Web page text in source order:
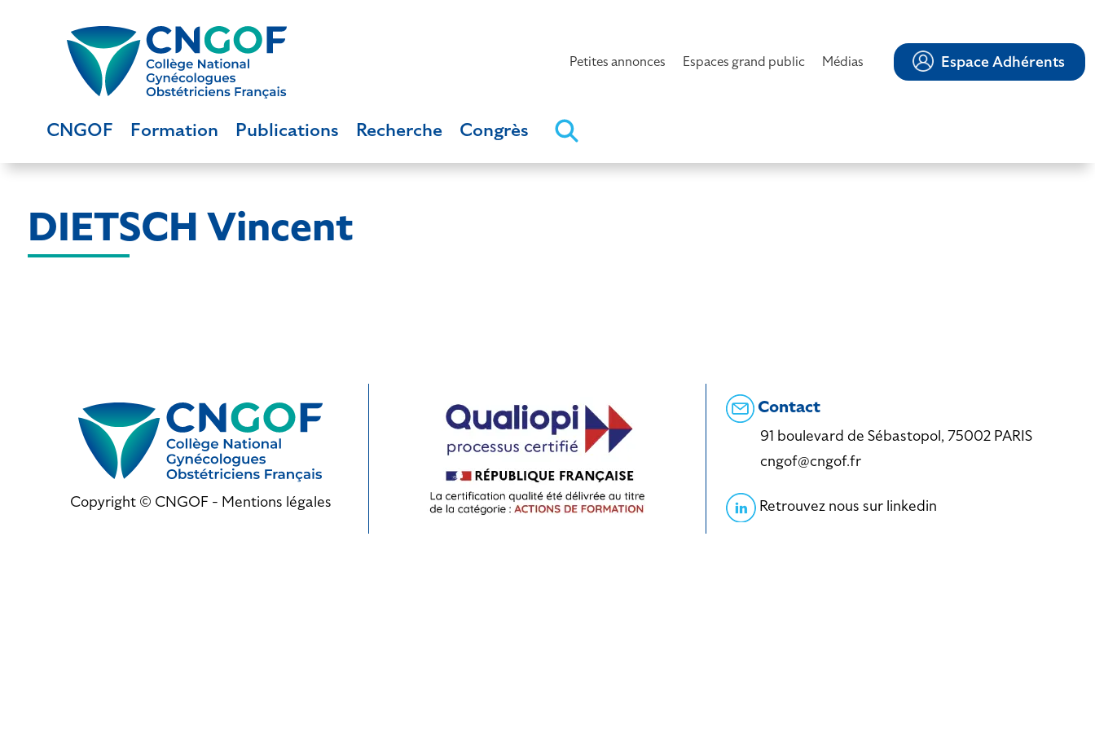
Petites annonces Espaces grand public Médias Espace Adhérents
CNGOF Formation Publications Recherche Congrès
DIETSCH Vincent
Copyright © CNGOF - Mentions légales
Contact
91 boulevard de Sébastopol, 75002 PARIS
cngof@cngof.fr
Retrouvez nous sur linkedin